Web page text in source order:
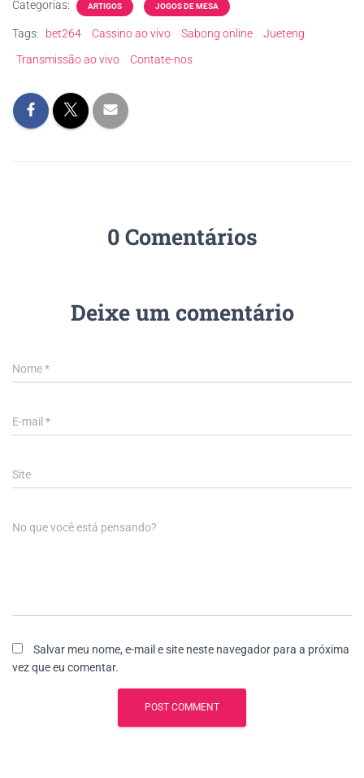
Categorias: ARTIGOS JOGOS DE MESA
Tags: bet264 Cassino ao vivo Sabong online
Jueteng
Transmissão ao vivo
Contate-nos
0 Comentários
Deixe um comentário
Nome*
E-mail *
Site
No que você está pensando?
Salvar meu nome, e-mail e site neste navegador para a próxima
vez que eu comentar.